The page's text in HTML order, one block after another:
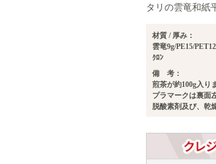
タリの雲竜和紙
材質 / 厚み：
雲竜9g/PE15/
ｸﾛﾝ
備 考：
煎茶が約100g入り
プラマークは裏面
脱酸素剤及び、乾